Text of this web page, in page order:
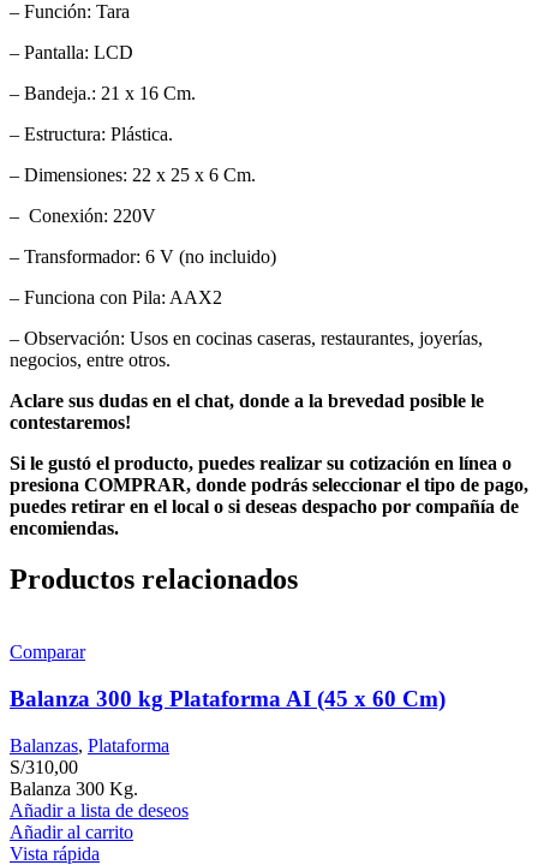
– Función: Tara
– Pantalla: LCD
– Bandeja.: 21 x 16 Cm.
– Estructura: Plástica.
– Dimensiones: 22 x 25 x 6 Cm.
– Conexión: 220V
– Transformador: 6 V (no incluido)
– Funciona con Pila: AAX2
– Observación: Usos en cocinas caseras, restaurantes, joyerías,
negocios, entre otros.
Aclare sus dudas en el chat, donde a la brevedad posible le
contestaremos!
Si le gustó el producto, puedes realizar su cotización en línea o
presiona COMPRAR, donde podrás seleccionar el tipo de pago,
puedes retirar en el local o si deseas despacho por compañía de
encomiendas.
Productos relacionados
Comparar
Balanza 300 kg Plataforma AI (45 x 60 Cm)
Balanzas, Plataforma
S/310,00
Balanza 300 Kg.
Añadir a lista de deseos
Añadir al carrito
Vista rápida